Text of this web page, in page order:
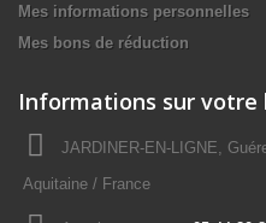
Mes informations personnelles
Mes bons de réduction
Informations sur votre
JARDINER-EN-LIGNE,
Aquitaine / France